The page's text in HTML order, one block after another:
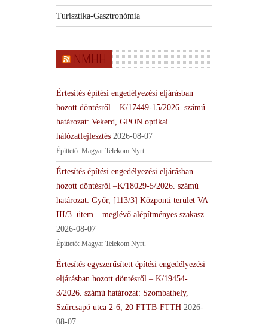
Turisztika-Gasztronómia
NMHH
Értesítés építési engedélyezési eljárásban
hozott döntésről – K/17449-15/2026. számú
határozat: Vekerd, GPON optikai
hálózatfejlesztés 2026-08-07
Építtető: Magyar Telekom Nyrt.
Értesítés építési engedélyezési eljárásban
hozott döntésről –K/18029-5/2026. számú
határozat: Győr, [113/3] Központi terület VA
III/3. ütem – meglévő alépítményes szakasz
2026-08-07
Építtető: Magyar Telekom Nyrt.
Értesítés egyszerűsített építési engedélyezési
eljárásban hozott döntésről – K/19454-
3/2026. számú határozat: Szombathely,
Szűrcsapó utca 2-6, 20 FTTB-FTTH 2026-
08-07